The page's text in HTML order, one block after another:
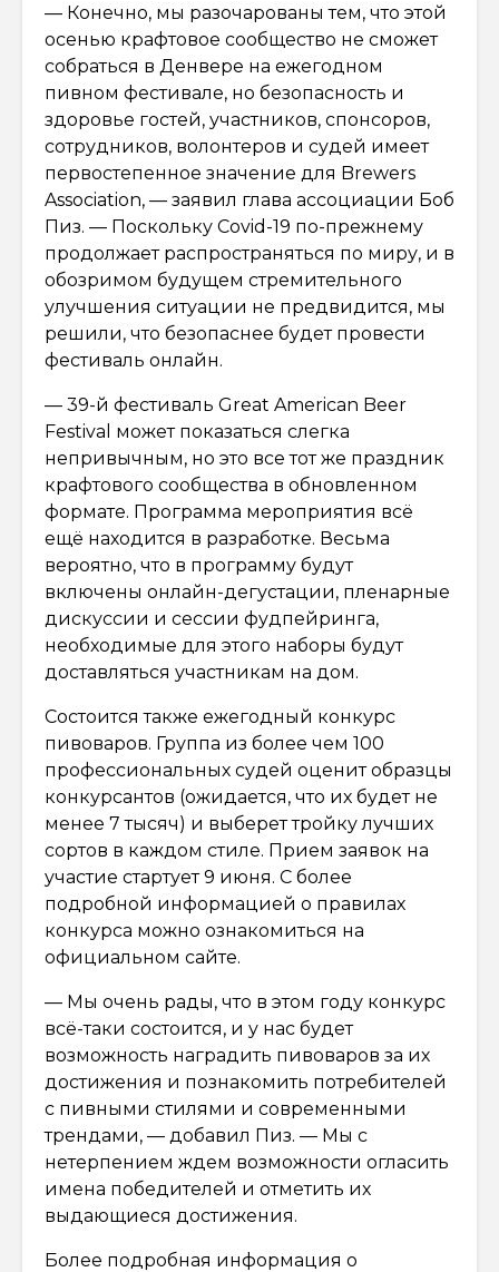
— Конечно, мы разочарованы тем, что этой
осенью крафтовое сообщество не сможет
собраться в Денвере на ежегодном
пивном фестивале, но безопасность и
здоровье гостей, участников, спонсоров,
сотрудников, волонтеров и судей имеет
первостепенное значение для Brewers
Association, — заявил глава ассоциации Боб
Пиз. — Поскольку Covid-19 по-прежнему
продолжает распространяться по миру, и в
обозримом будущем стремительного
улучшения ситуации не предвидится, мы
решили, что безопаснее будет провести
фестиваль онлайн.
— 39-й фестиваль Great American Beer
Festival может показаться слегка
непривычным, но это все тот же праздник
крафтового сообщества в обновленном
формате. Программа мероприятия всё
ещё находится в разработке. Весьма
вероятно, что в программу будут
включены онлайн-дегустации, пленарные
дискуссии и сессии фудпейринга,
необходимые для этого наборы будут
доставляться участникам на дом.
Состоится также ежегодный конкурс
пивоваров. Группа из более чем 100
профессиональных судей оценит образцы
конкурсантов (ожидается, что их будет не
менее 7 тысяч) и выберет тройку лучших
сортов в каждом стиле. Прием заявок на
участие стартует 9 июня. С более
подробной информацией о правилах
конкурса можно ознакомиться на
официальном сайте.
— Мы очень рады, что в этом году конкурс
всё-таки состоится, и у нас будет
возможность наградить пивоваров за их
достижения и познакомить потребителей
с пивными стилями и современными
трендами, — добавил Пиз. — Мы с
нетерпением ждем возможности огласить
имена победителей и отметить их
выдающиеся достижения.
Более подробная информация о